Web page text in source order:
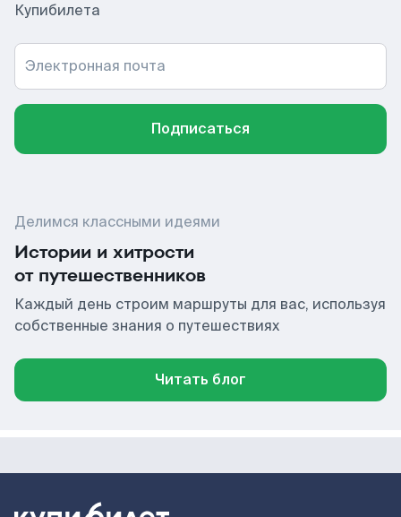
Купибилета
Электронная почта
Подписаться
Делимся классными идеями
Истории и хитрости
от путешественников
Каждый день строим маршруты для вас, используя
собственные знания о путешествиях
Читать блог